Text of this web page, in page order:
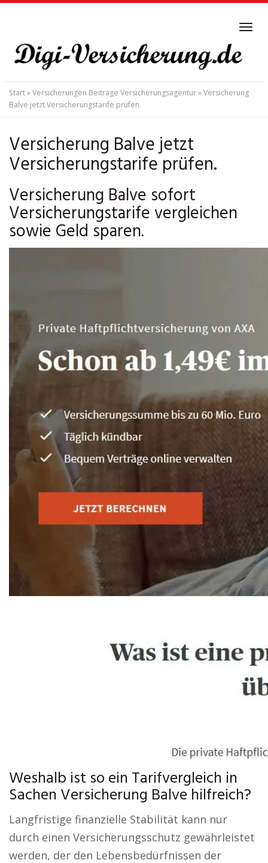
main
content
Start»Versicherungen Beiträge Versicherungsagentur»Versicherung
Balve jetzt Versicherungstarife prüfen.
Versicherung Balve jetzt
Versicherungstarife prüfen.
Versicherung Balve sofort
Versicherungstarife vergleichen
sowie Geld sparen.
Weshalb ist so ein Tarifvergleich in
Sachen Versicherung Balve hilfreich?
Langfristige finanzielle Stabilität kann nur
durch einen Versicherungsschutz gewährleistet
werden, der den Lebensbedürfnissen der